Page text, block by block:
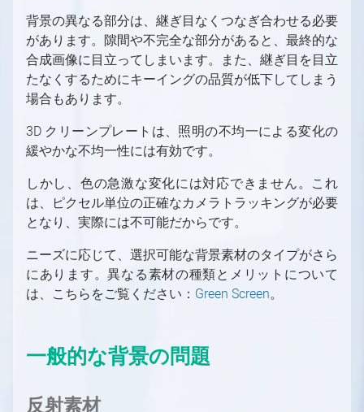
Webサーバーを使用してWebブラウザから
Aximmetryをリモート制御する
AximmetryでのWebSocketとHTTPの使用
Xbox ゲームコントローラーを使用したシー
ンの制御
X-Keysを使用したシーンの制御
LEDウォール制作の概要
LEDの活用事例
LED 起動時の設定
仮想スタジオシーンの準備
Unreal シーン設定（LEDウォール）
入力コントロールボードの概要
トラッキング対応カメラインプット
シーン配置
複数のカメラを1つのシーン内に配置する
LEDウォールの設置
LEDウォール制御盤の概要
LEDウォールの設置方法
仮想および物理LEDウォールの設置
LEDウォールXコントロールパネル
スタジオ コントロール パネル
FRUSTUM（フラスタム）の調整
FILL調整
デジタル拡張機能の設定
デジタル拡張機能の設定
ヴィネット補正
LUT測定
デジタル拡張調整
最終化
遅延
単一マシンのLED設置
簡易マルチマシンLED設定
マルチマシンLED設置
異なるプロダクションを別マシンで組み合わ
ARプロダクションの概要
スタジオ設定例（AR）
ARカメラコンパウンド
Aximmetryシーン設定（AR）
AR マスク
マルチマシン環境
マルチマシン環境の概要
スタジオ設定例（マルチマシン）
マルチマシン設定
高度な情報と機能
レンダリングからコントロールマシンへの動
画送信
Aximmetry によるマルチユーザー編集
OpenAI Compounds
OpenAI Compounds
Aximmetry でのスクリプト作成
Aximmetry でのスクリプト作成の概要
フォーマット文字列
Aximmetryコンテンツ保護
フローエディター
フローエディターの概要
フローエディター
モジュール
ピン
ピンデータタイプ
特殊コンパウンド：ピンコレクター
データベース用のコレクション
オートメーション
プレイリスト
シーケンス
シーケンサーとシーケンスエディター
カメラコンパウンド内の伝送トンネル
Aximmetryの内部構造の概要
イン・トゥ・アウト遅延
レンダリング設定
チャートリアル
FAQ
機能
スタジオオペレーター向け
同期とGenlock
Aximmetryにおけるレイテンシーと遅延（旧バ
ージョン）
コンテンツクリエイター向け
コンテンツクリエイター向けの概要
プロジェクトシステム、ファイルブラウザ、フ
画像シーケンスを動画として使用
新しいシェーダーの作成
背景の異なる部分は、継ぎ目なくつなぎ合わせる必要
があります。隙間や不完全な部分があると、最終的な
合成画像に目立ってしまいます。また、継ぎ目を目立
たなくするためにキーイングの品質が低下してしまう
場合もあります。
3D クリーンプレートは、照明の不均一による変化の
緩やかな不均一性には有効です。
しかし、色の急激な変化には対応できません。これ
は、ピクセル単位の正確なカメラトラッキングが必要
となり、実際には不可能だからです。
ニーズに応じて、選択可能な背景素材のタイプがさら
にあります。異なる素材の種類とメリットについて
は、こちらをご覧ください： Green Screen。
一般的な背景の問題
反射素材